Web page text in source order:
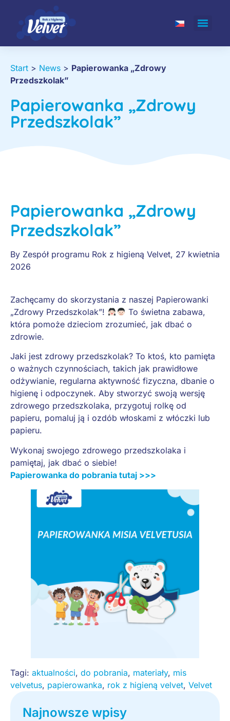
Start > News > Papierowanka „Zdrowy
Przedszkolak”
Papierowanka „Zdrowy
Przedszkolak”
Papierowanka „Zdrowy
Przedszkolak”
By Zespół programu Rok z higieną Velvet, 27 kwietnia
2026
Zachęcamy do skorzystania z naszej Papierowanki
„Zdrowy Przedszkolak”!
To świetna zabawa,
która pomoże dzieciom zrozumieć, jak dbać o
zdrowie.
Jaki jest zdrowy przedszkolak? To ktoś, kto pamięta
o ważnych czynnościach, takich jak prawidłowe
odżywianie, regularna aktywność fizyczna, dbanie o
higienę i odpoczynek. Aby stworzyć swoją wersję
zdrowego przedszkolaka, przygotuj rolkę od
papieru, pomaluj ją i ozdób włoskami z włóczki lub
papieru.
Wykonaj swojego zdrowego przedszkolaka i
pamiętaj, jak dbać o siebie!
Papierowanka do pobrania tutaj >>>
Tagi: aktualności, do pobrania, materiały, mis
velvetus, papierowanka, rok z higieną velvet, Velvet
Najnowsze wpisy